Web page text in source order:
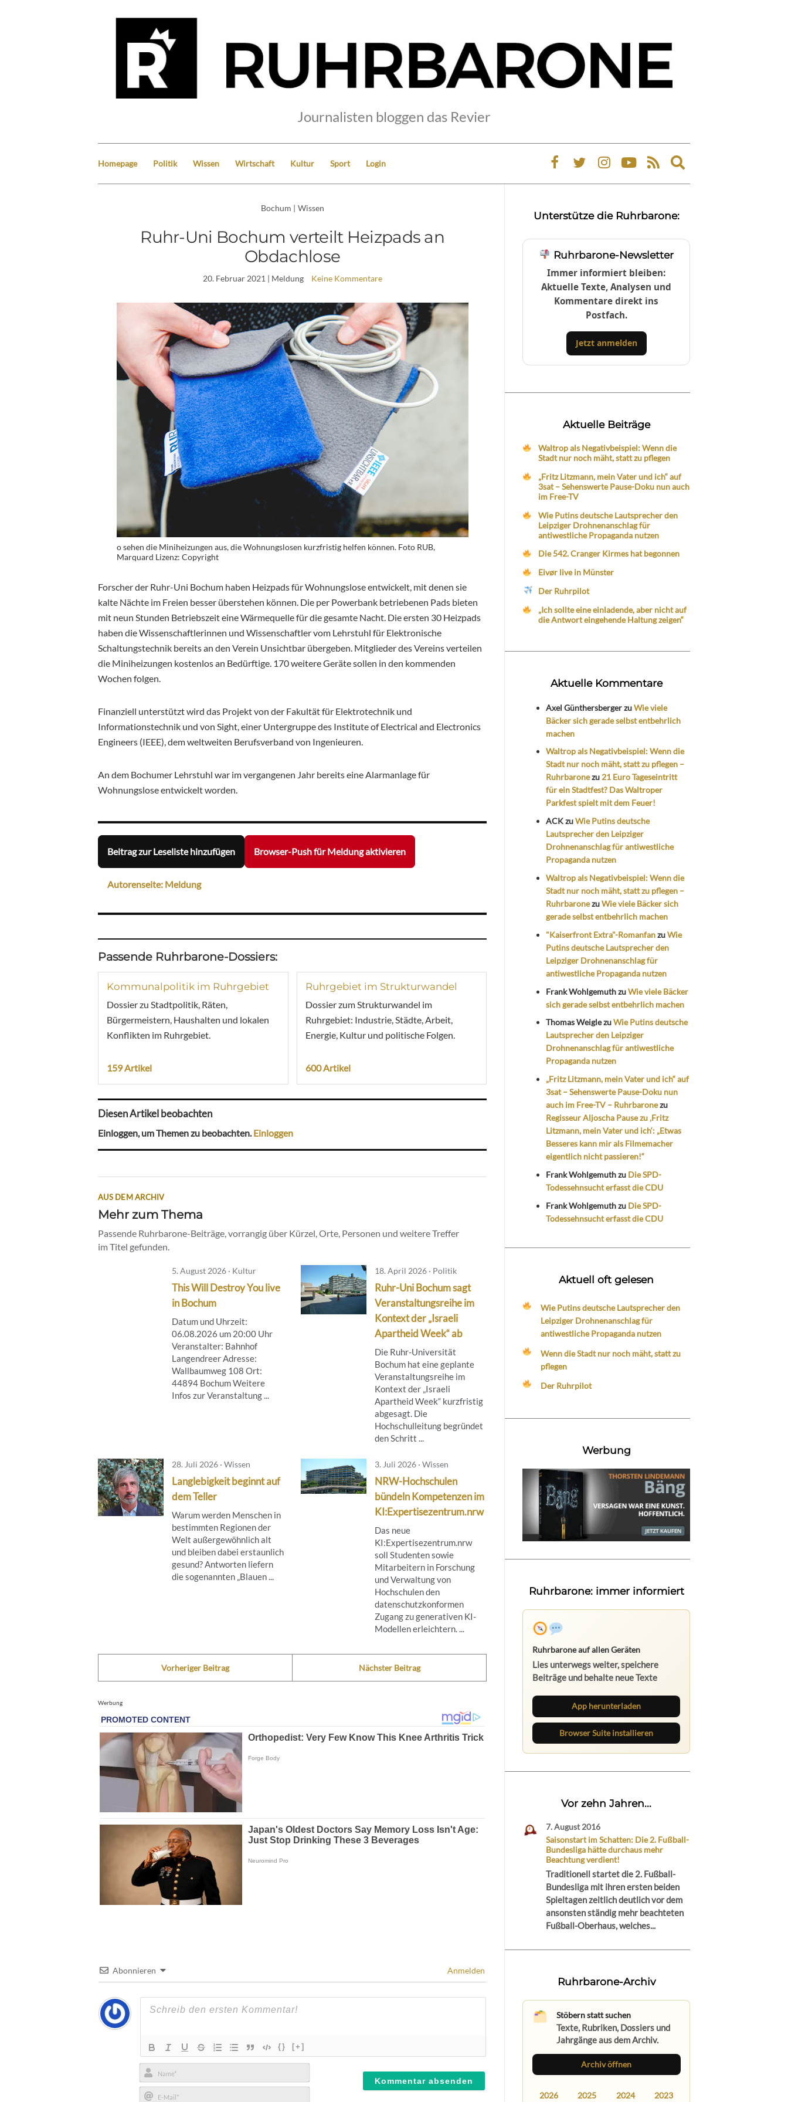
Journalisten bloggen das Revier
Homepage Politik Wissen Wirtschaft Kultur Sport Login
Expand
search
Bochum | Wissen
Ruhr-Uni Bochum verteilt Heizpads an
Obdachlose
20. Februar 2021 | Meldung Keine Kommentare
o sehen die Miniheizungen aus, die Wohnungslosen kurzfristig helfen können. Foto RUB,
Marquard Lizenz: Copyright
Forscher der Ruhr-Uni Bochum haben Heizpads für Wohnungslose entwickelt, mit denen sie
kalte Nächte im Freien besser überstehen können. Die per Powerbank betriebenen Pads bieten
mit neun Stunden Betriebszeit eine Wärmequelle für die gesamte Nacht. Die ersten 30 Heizpads
haben die Wissenschaftlerinnen und Wissenschaftler vom Lehrstuhl für Elektronische
Schaltungstechnik bereits an den Verein Unsichtbar übergeben. Mitglieder des Vereins verteilen
die Miniheizungen kostenlos an Bedürftige. 170 weitere Geräte sollen in den kommenden
Wochen folgen.
Finanziell unterstützt wird das Projekt von der Fakultät für Elektrotechnik und
Informationstechnik und von Sight, einer Untergruppe des Institute of Electrical and Electronics
Engineers (IEEE), dem weltweiten Berufsverband von Ingenieuren.
An dem Bochumer Lehrstuhl war im vergangenen Jahr bereits eine Alarmanlage für
Wohnungslose entwickelt worden.
Beitrag zur Leseliste hinzufügen Browser-Push für Meldung aktivieren
Autorenseite: Meldung
Passende Ruhrbarone-Dossiers:
Kommunalpolitik im Ruhrgebiet
Dossier zu Stadtpolitik, Räten,
Bürgermeistern, Haushalten und lokalen
Konflikten im Ruhrgebiet.
159 Artikel
Ruhrgebiet im Strukturwandel
Dossier zum Strukturwandel im
Ruhrgebiet: Industrie, Städte, Arbeit,
Energie, Kultur und politische Folgen.
600 Artikel
Diesen Artikel beobachten
Einloggen, um Themen zu beobachten.Einloggen
AUS DEM ARCHIV
Mehr zum Thema
Passende Ruhrbarone-Beiträge, vorrangig über Kürzel, Orte, Personen und weitere Treffer
im Titel gefunden.
5. August 2026 · Kultur
This Will Destroy You live
in Bochum
Datum und Uhrzeit:
06.08.2026 um 20:00 Uhr
Veranstalter: Bahnhof
Langendreer Adresse:
Wallbaumweg 108 Ort:
44894 Bochum Weitere
Infos zur Veranstaltung ...
18. April 2026 · Politik
Ruhr-Uni Bochum sagt
Veranstaltungsreihe im
Kontext der „Israeli
Apartheid Week“ ab
Die Ruhr-Universität
Bochum hat eine geplante
Veranstaltungsreihe im
Kontext der „Israeli
Apartheid Week“ kurzfristig
abgesagt. Die
Hochschulleitung begründet
den Schritt ...
28. Juli 2026 · Wissen
Langlebigkeit beginnt auf
dem Teller
Warum werden Menschen in
bestimmten Regionen der
Welt außergewöhnlich alt
und bleiben dabei erstaunlich
gesund? Antworten liefern
die sogenannten „Blauen ...
3. Juli 2026 · Wissen
NRW-Hochschulen
bündeln Kompetenzen im
KI:Expertisezentrum.nrw
Das neue
KI:Expertisezentrum.nrw
soll Studenten sowie
Mitarbeitern in Forschung
und Verwaltung von
Hochschulen den
datenschutzkonformen
Zugang zu generativen KI-
Modellen erleichtern. ...
Vorheriger Beitrag Nächster Beitrag
Werbung
Abonnieren Anmelden
{} [+]
Name*
Unterstütze die Ruhrbarone:
Ruhrbarone-Newsletter
Immer informiert bleiben:
Aktuelle Texte, Analysen und
Kommentare direkt ins
Postfach.
Jetzt anmelden
Aktuelle Beiträge
Waltrop als Negativbeispiel: Wenn die
Stadt nur noch mäht, statt zu pflegen
„Fritz Litzmann, mein Vater und ich“ auf
3sat – Sehenswerte Pause-Doku nun auch
im Free-TV
Wie Putins deutsche Lautsprecher den
Leipziger Drohnenanschlag für
antiwestliche Propaganda nutzen
Die 542. Cranger Kirmes hat begonnen
Eivør live in Münster
Der Ruhrpilot
„Ich sollte eine einladende, aber nicht auf
die Antwort eingehende Haltung zeigen“
Aktuelle Kommentare
Axel GünthersbergerzuWie viele
Bäcker sich gerade selbst entbehrlich
machen
Waltrop als Negativbeispiel: Wenn die
Stadt nur noch mäht, statt zu pflegen –
Ruhrbaronezu 21 Euro Tageseintritt
für ein Stadtfest? Das Waltroper
Parkfest spielt mit dem Feuer!
ACKzuWie Putins deutsche
Lautsprecher den Leipziger
Drohnenanschlag für antiwestliche
Propaganda nutzen
Waltrop als Negativbeispiel: Wenn die
Stadt nur noch mäht, statt zu pflegen –
RuhrbaronezuWie viele Bäcker sich
gerade selbst entbehrlich machen
"Kaiserfront Extra"-RomanfanzuWie
Putins deutsche Lautsprecher den
Leipziger Drohnenanschlag für
antiwestliche Propaganda nutzen
Frank WohlgemuthzuWie viele Bäcker
sich gerade selbst entbehrlich machen
Thomas WeiglezuWie Putins deutsche
Lautsprecher den Leipziger
Drohnenanschlag für antiwestliche
Propaganda nutzen
„Fritz Litzmann, mein Vater und ich“ auf
3sat – Sehenswerte Pause-Doku nun
auch im Free-TV – Ruhrbaronezu
Regisseur Aljoscha Pause zu ‚Fritz
Litzmann, mein Vater und ich‘: „Etwas
Besseres kann mir als Filmemacher
eigentlich nicht passieren!“
Frank Wohlgemuthzu Die SPD-
Todessehnsucht erfasst die CDU
Frank Wohlgemuthzu Die SPD-
Todessehnsucht erfasst die CDU
Aktuell oft gelesen
Wie Putins deutsche Lautsprecher den
Leipziger Drohnenanschlag für
antiwestliche Propaganda nutzen
Wenn die Stadt nur noch mäht, statt zu
pflegen
Der Ruhrpilot
Werbung
Ruhrbarone: immer informiert
Ruhrbarone auf allen Geräten
Lies unterwegs weiter, speichere
Beiträge und behalte neue Texte
App herunterladen
Browser Suite installieren
Vor zehn Jahren...
7. August 2016
Saisonstart im Schatten: Die 2. Fußball-
Bundesliga hätte durchaus mehr
Beachtung verdient!
Traditionell startet die 2. Fußball-
Bundesliga mit ihren ersten beiden
Spieltagen zeitlich deutlich vor dem
ansonsten ständig mehr beachteten
Fußball-Oberhaus, welches...
Ruhrbarone-Archiv
Stöbern statt suchen
Texte, Rubriken, Dossiers und
Jahrgänge aus dem Archiv.
Archiv öffnen
2026 2025 2024 2023